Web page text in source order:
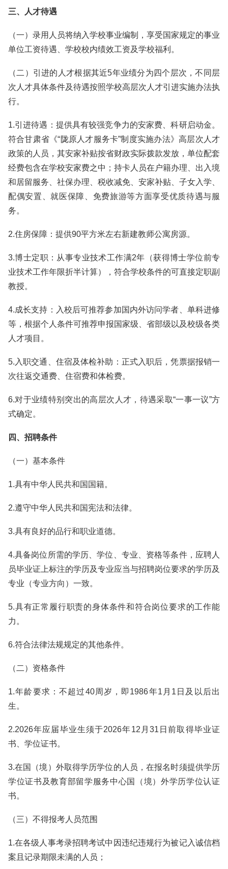
三、人才待遇
（一）录用人员将纳入学校事业编制，享受国家规定的事业
单位工资待遇、学校校内绩效工资及学校福利。
（二）引进的人才根据其近5年业绩分为四个层次，不同层
次人才具体条件及待遇按照学校高层次人才引进实施办法执
行。
1.引进待遇：提供具有较强竞争力的安家费、科研启动金。
符合甘肃省《“陇原人才服务卡”制度实施办法》高层次人才
政策的人员，其安家补贴按省财政实际拨款发放，单位配套
经费包含在学校安家费之中；持卡人员在户籍办理、出入境
和居留服务、社保办理、税收减免、安家补贴、子女入学、
配偶安置、就医保障、免费旅游等方面享受优质待遇与服
务。
2.住房保障：提供90平方米左右新建教师公寓房源。
3.博士定职：从事专业技术工作满2年（获得博士学位前专
业技术工作年限折半计算），符合学校条件的可直接定职副
教授。
4.成长支持：入校后可推荐参加国内外访问学者、单科进修
等，根据个人条件可推荐申报国家级、省部级以及校级各类
人才项目。
5.入职交通、住宿及体检补助：正式入职后，凭票据报销一
次往返交通费、住宿费和体检费。
6.对于业绩特别突出的高层次人才，待遇采取“一事一议”方
式确定。
四、招聘条件
（一）基本条件
1.具有中华人民共和国国籍。
2.遵守中华人民共和国宪法和法律。
3.具有良好的品行和职业道德。
4.具备岗位所需的学历、学位、专业、资格等条件，应聘人
员毕业证上标注的学历及专业应当与招聘岗位要求的学历及
专业（专业方向）一致。
5.具有正常履行职责的身体条件和符合岗位要求的工作能
力。
6.符合法律法规规定的其他条件。
（二）资格条件
1.年龄要求：不超过40周岁，即1986年1月1日及以后出
生。
2.2026年应届毕业生须于2026年12月31日前取得毕业证
书、学位证书。
3.在国（境）外取得学历学位的人员，在报名时须提供学历
学位证书及教育部留学服务中心国（境）外学历学位认证
书。
（三）不得报考人员范围
1.在各级人事考录招聘考试中因违纪违规行为被记入诚信档
案且记录期限未满的人员；